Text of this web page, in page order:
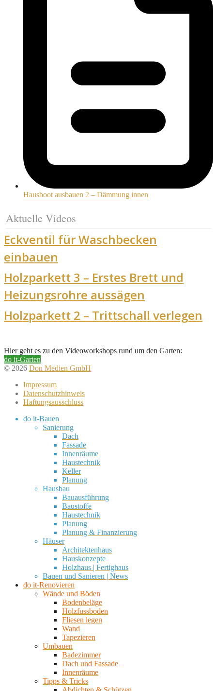
Hausboot ausbauen 2 – Dämmung innen
Aktuelle Videos
Eckventil für Waschbecken
einbauen
Holzparkett 3 – Erstes Brett und
Heizungsrohre aussägen
Holzparkett 2 – Trittschall verlegen
Hier geht es zu den Videoworkshops rund um den Garten:
do it-Garten
© 2026 Don Medien GmbH
Impressum
Datenschutzhinweis
Haftungsausschluss
do it-Bauen
Sanierung
Dach
Fassade
Innenräume
Haustechnik
Keller
Planung
Hausbau
Bauausführung
Baustoffe
Haustechnik
Planung
Planung & Finanzierung
Häuser
Architektenhaus
Hauskonzepte
Holzhaus | Fertighaus
Bauen und Sanieren | News
do it-Renovieren
Wände und Böden
Bodenbeläge
Holzfussboden
Fliesen legen
Wand
Tapezieren
Umbauen
Badezimmer
Dach und Fassade
Innenräume
Tipps & Tricks